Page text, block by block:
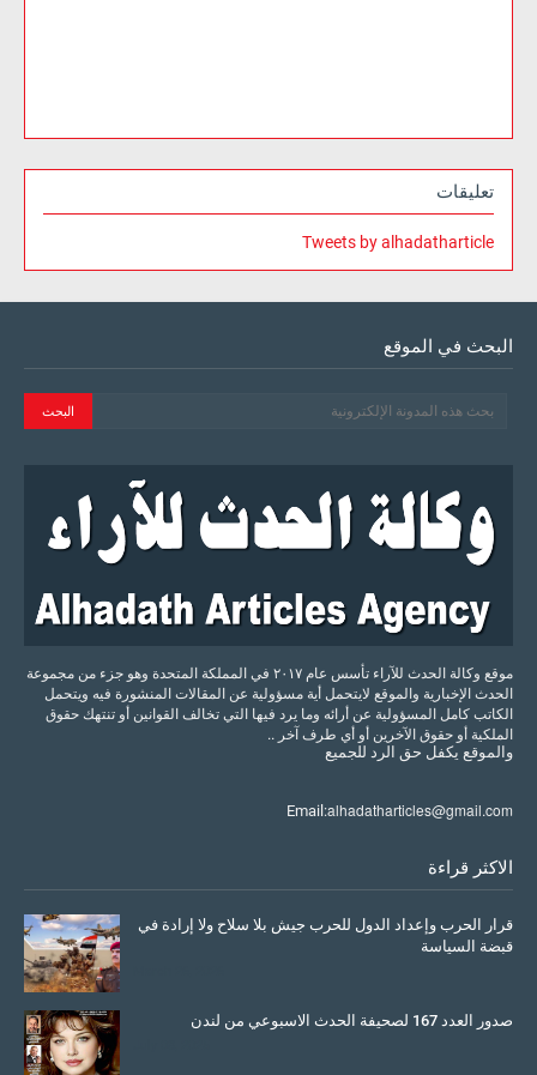
تعليقات
Tweets by alhadatharticle
البحث في الموقع
موقع وكالة الحدث للآراء تأسس عام ٢٠١٧ في المملكة المتحدة وهو جزء من مجموعة
الحدث الإخبارية والموقع لايتحمل أية مسؤولية عن المقالات المنشورة فيه ويتحمل
الكاتب كامل المسؤولية عن أرائه وما يرد فيها التي تخالف القوانين أو تنتهك حقوق
الملكية أو حقوق الآخرين أو أي طرف آخر ..
والموقع يكفل حق الرد للجميع
Email:alhadatharticles@gmail.com
الاكثر قراءة
قرار الحرب وإعداد الدول للحرب جيش بلا سلاح ولا إرادة في
قبضة السياسة
صدور العدد 167 لصحيفة الحدث الاسبوعي من لندن